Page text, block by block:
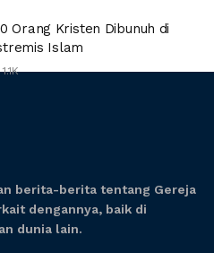
Orang Kristen Dibunuh di
Islam
1.1K
berita-berita tentang Gereja
dengannya, baik di
dunia lain.